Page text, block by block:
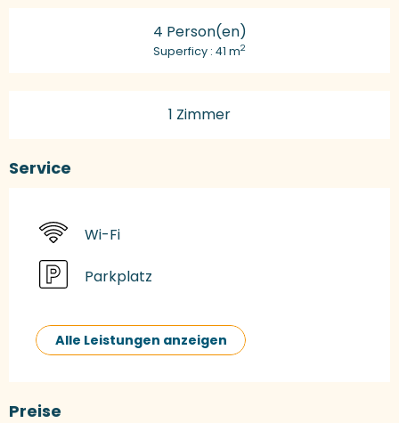
4 Person(en)
Superficy : 41 m2
1 Zimmer
Service
Wi-Fi
Parkplatz
Alle Leistungen anzeigen
Preise